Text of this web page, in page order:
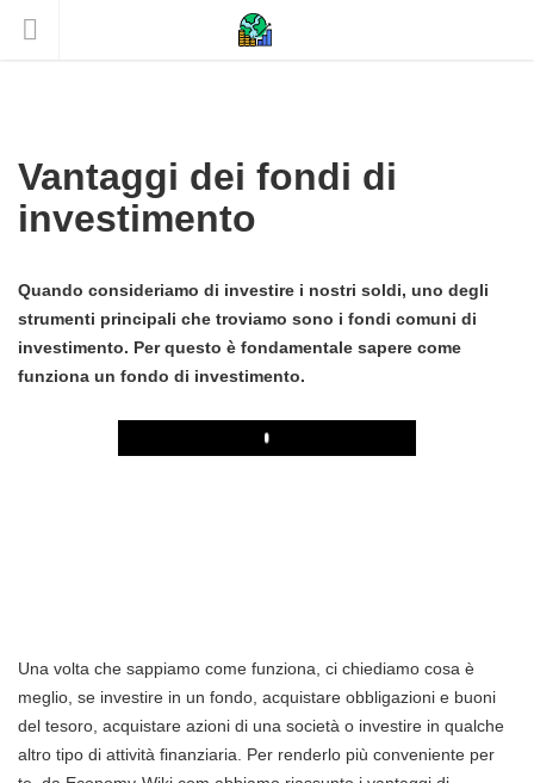
Vantaggi dei fondi di
investimento
Quando consideriamo di investire i nostri soldi, uno degli
strumenti principali che troviamo sono i fondi comuni di
investimento. Per questo è fondamentale sapere come
funziona un fondo di investimento.
Play
Una volta che sappiamo come funziona, ci chiediamo cosa è
meglio, se investire in un fondo, acquistare obbligazioni e buoni
del tesoro, acquistare azioni di una società o investire in qualche
altro tipo di attività finanziaria. Per renderlo più conveniente per